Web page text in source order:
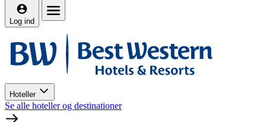
Log ind
Hoteller
Se alle hoteller og destinationer